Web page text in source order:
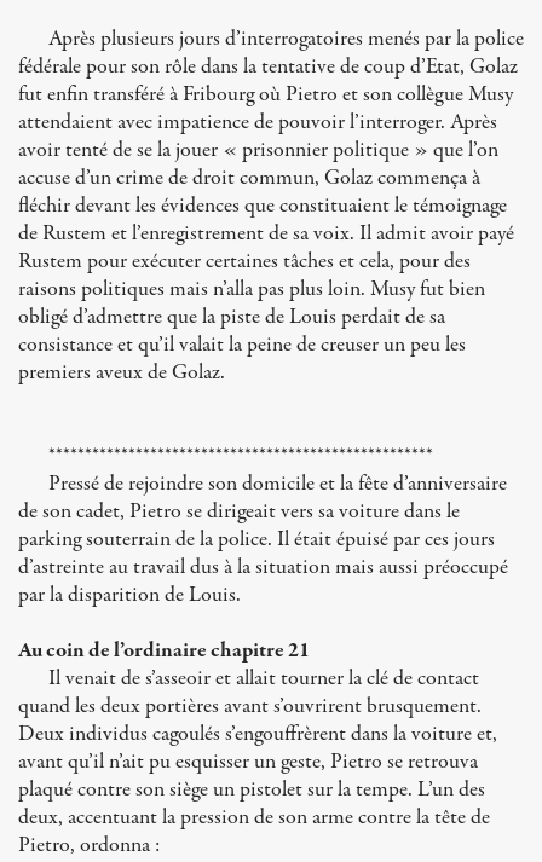
Après plusieurs jours d’interrogatoires menés par la police
fédérale pour son rôle dans la tentative de coup d’Etat, Golaz
fut enfin transféré à Fribourg où Pietro et son collègue Musy
attendaient avec impatience de pouvoir l’interroger. Après
avoir tenté de se la jouer « prisonnier politique » que l’on
accuse d’un crime de droit commun, Golaz commença à
fléchir devant les évidences que constituaient le témoignage
de Rustem et l’enregistrement de sa voix. Il admit avoir payé
Rustem pour exécuter certaines tâches et cela, pour des
raisons politiques mais n’alla pas plus loin. Musy fut bien
obligé d’admettre que la piste de Louis perdait de sa
consistance et qu’il valait la peine de creuser un peu les
premiers aveux de Golaz.
*****************************************************
Pressé de rejoindre son domicile et la fête d’anniversaire
de son cadet, Pietro se dirigeait vers sa voiture dans le
parking souterrain de la police. Il était épuisé par ces jours
d’astreinte au travail dus à la situation mais aussi préoccupé
par la disparition de Louis.
Au coin de l’ordinaire chapitre 21
Il venait de s’asseoir et allait tourner la clé de contact
quand les deux portières avant s’ouvrirent brusquement.
Deux individus cagoulés s’engouffrèrent dans la voiture et,
avant qu’il n’ait pu esquisser un geste, Pietro se retrouva
plaqué contre son siège un pistolet sur la tempe. L’un des
deux, accentuant la pression de son arme contre la tête de
Pietro, ordonna :